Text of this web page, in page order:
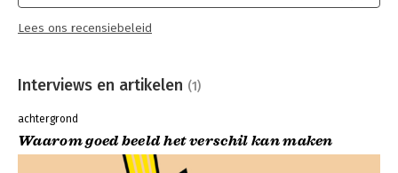
Lees ons recensiebeleid
Interviews en artikelen (1)
achtergrond
Waarom goed beeld het verschil kan maken